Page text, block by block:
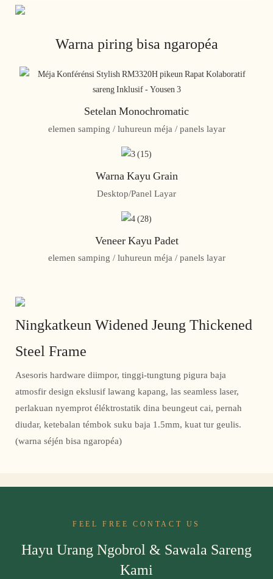
Warna piring bisa ngaropéa
Setelan Monochromatic
elemen samping / luhureun méja / panels layar
Warna Kayu Grain
Desktop/Panel Layar
Veneer Kayu Padet
elemen samping / luhureun méja / panels layar
Ningkatkeun Widened Jeung Thickened
Steel Frame
Asesoris hardware diimpor, tinggi-tungtung pigura baja
atmosfir design ekslusif lawang kapang, las seamless laser,
perlakuan nyemprot éléktrostatik dina beungeut cai, pernah
diudar, ketebalan témbok suku baja 1.5mm, kuat tur geulis.
(warna séjén bisa ngaropéa)
FEEL FREE CONTACT US
Hayu Urang Ngobrol & Sawala Sareng
Kami